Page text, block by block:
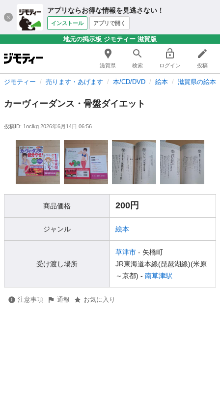
アプリならお得な情報を見逃さない！
インストール アプリで開く
地元の掲示板 ジモティー 滋賀版
滋賀県 検索 ログイン 投稿
ジモティー 売ります・あげます 本/CD/DVD 絵本 滋賀県の絵本
カーヴィーダンス・骨盤ダイエット
投稿ID: 1oclkg 2026年6月14日 06:56
商品価格 200円
ジャンル 絵本
受け渡し場所
草津市 - 矢橋町
JR東海道本線(琵琶湖線)(米原
～京都) - 南草津駅
注意事項 通報 お気に入り